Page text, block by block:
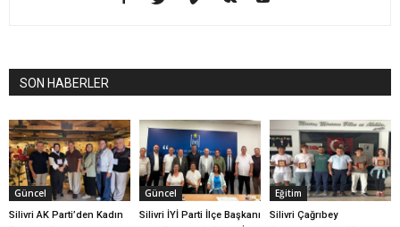
SON HABERLER
Güncel
Silivri AK Parti’den Kadın
Güncel
Silivri İYİ Parti İlçe Başkanı
Eğitim
Silivri Çağrıbey